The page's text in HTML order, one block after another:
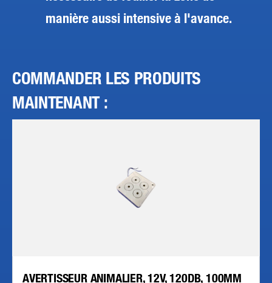
manière aussi intensive à l'avance.
COMMANDER LES PRODUITS
MAINTENANT :
AVERTISSEUR ANIMALIER, 12V, 120DB, 100MM